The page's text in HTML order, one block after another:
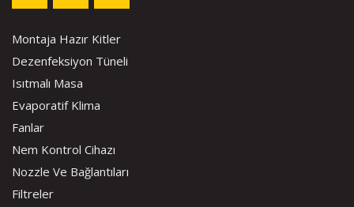
Montaja Hazır Kitler
Dezenfeksiyon Tüneli
Isıtmalı Masa
Evaporatif Klima
Fanlar
Nem Kontrol Cihazı
Nozzle Ve Bağlantıları
Filtreler